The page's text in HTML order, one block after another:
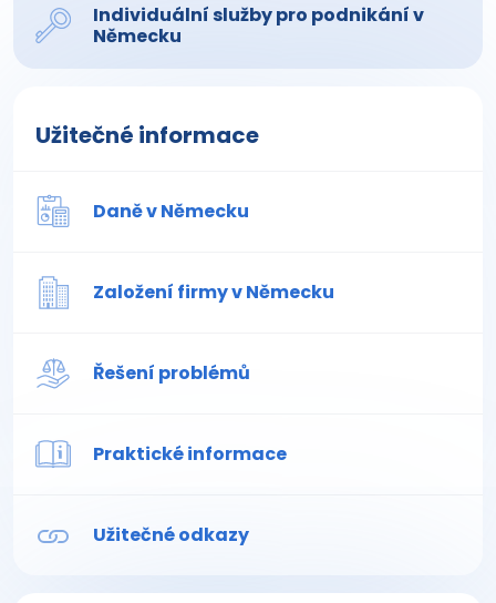
Individuální služby pro podnikání v
Německu
Užitečné informace
Daně v Německu
Založení firmy v Německu
Řešení problémů
Praktické informace
Užitečné odkazy